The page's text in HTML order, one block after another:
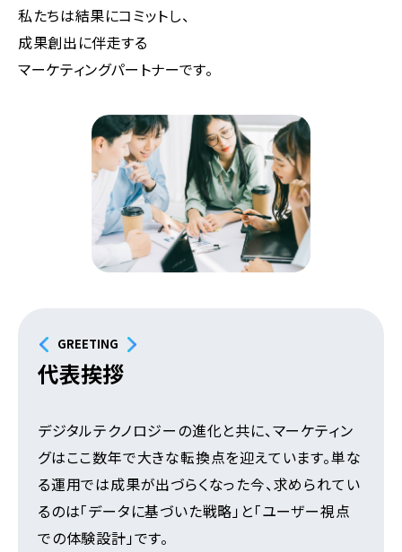
私たちは結果にコミットし、
成果創出に伴走する
マーケティングパートナーです。
GREETING
代表挨拶
デジタルテクノロジーの進化と共に、マーケティン
グはここ数年で大きな転換点を迎えています。単な
る運用では成果が出づらくなった今、求められてい
るのは「データに基づいた戦略」と「ユーザー視点
での体験設計」です。